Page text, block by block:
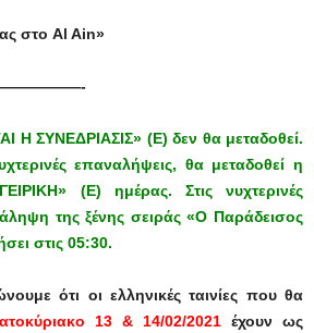
στο Al Ain»
Η ΣΥΝΕΔΡΙΑΣΙΣ» (Ε) δεν θα μεταδοθεί.
επαναλήψεις, θα μεταδοθεί η
(Ε) ημέρας. Στις νυχτερινές
της ξένης σειράς «Ο Παράδεισος
στις 05:30.
ότι οι ελληνικές ταινίες που θα
13 & 14/02/2021 έχουν ως